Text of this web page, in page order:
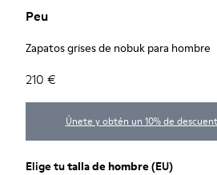
Peu
Zapatos grises de nobuk para hombre
210 €
Únete y obtén un 10% de
Elige tutalla de hombre(EU)